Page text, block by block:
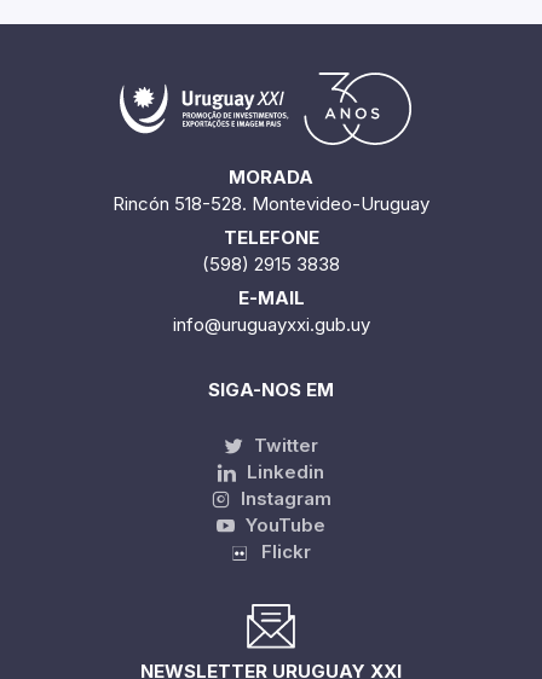
MORADA
Rincón 518-528. Montevideo-Uruguay
TELEFONE
(598) 2915 3838
E-MAIL
info@uruguayxxi.gub.uy
SIGA-NOS EM
Twitter
Linkedin
Instagram
YouTube
Flickr
NEWSLETTER URUGUAY XXI